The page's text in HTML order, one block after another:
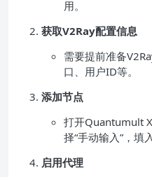
用。
获取V2Ray配置信息
需要提前准备
口、用户ID等。
添加节点
打开Quantumult
择“手动输入”，填
启用代理